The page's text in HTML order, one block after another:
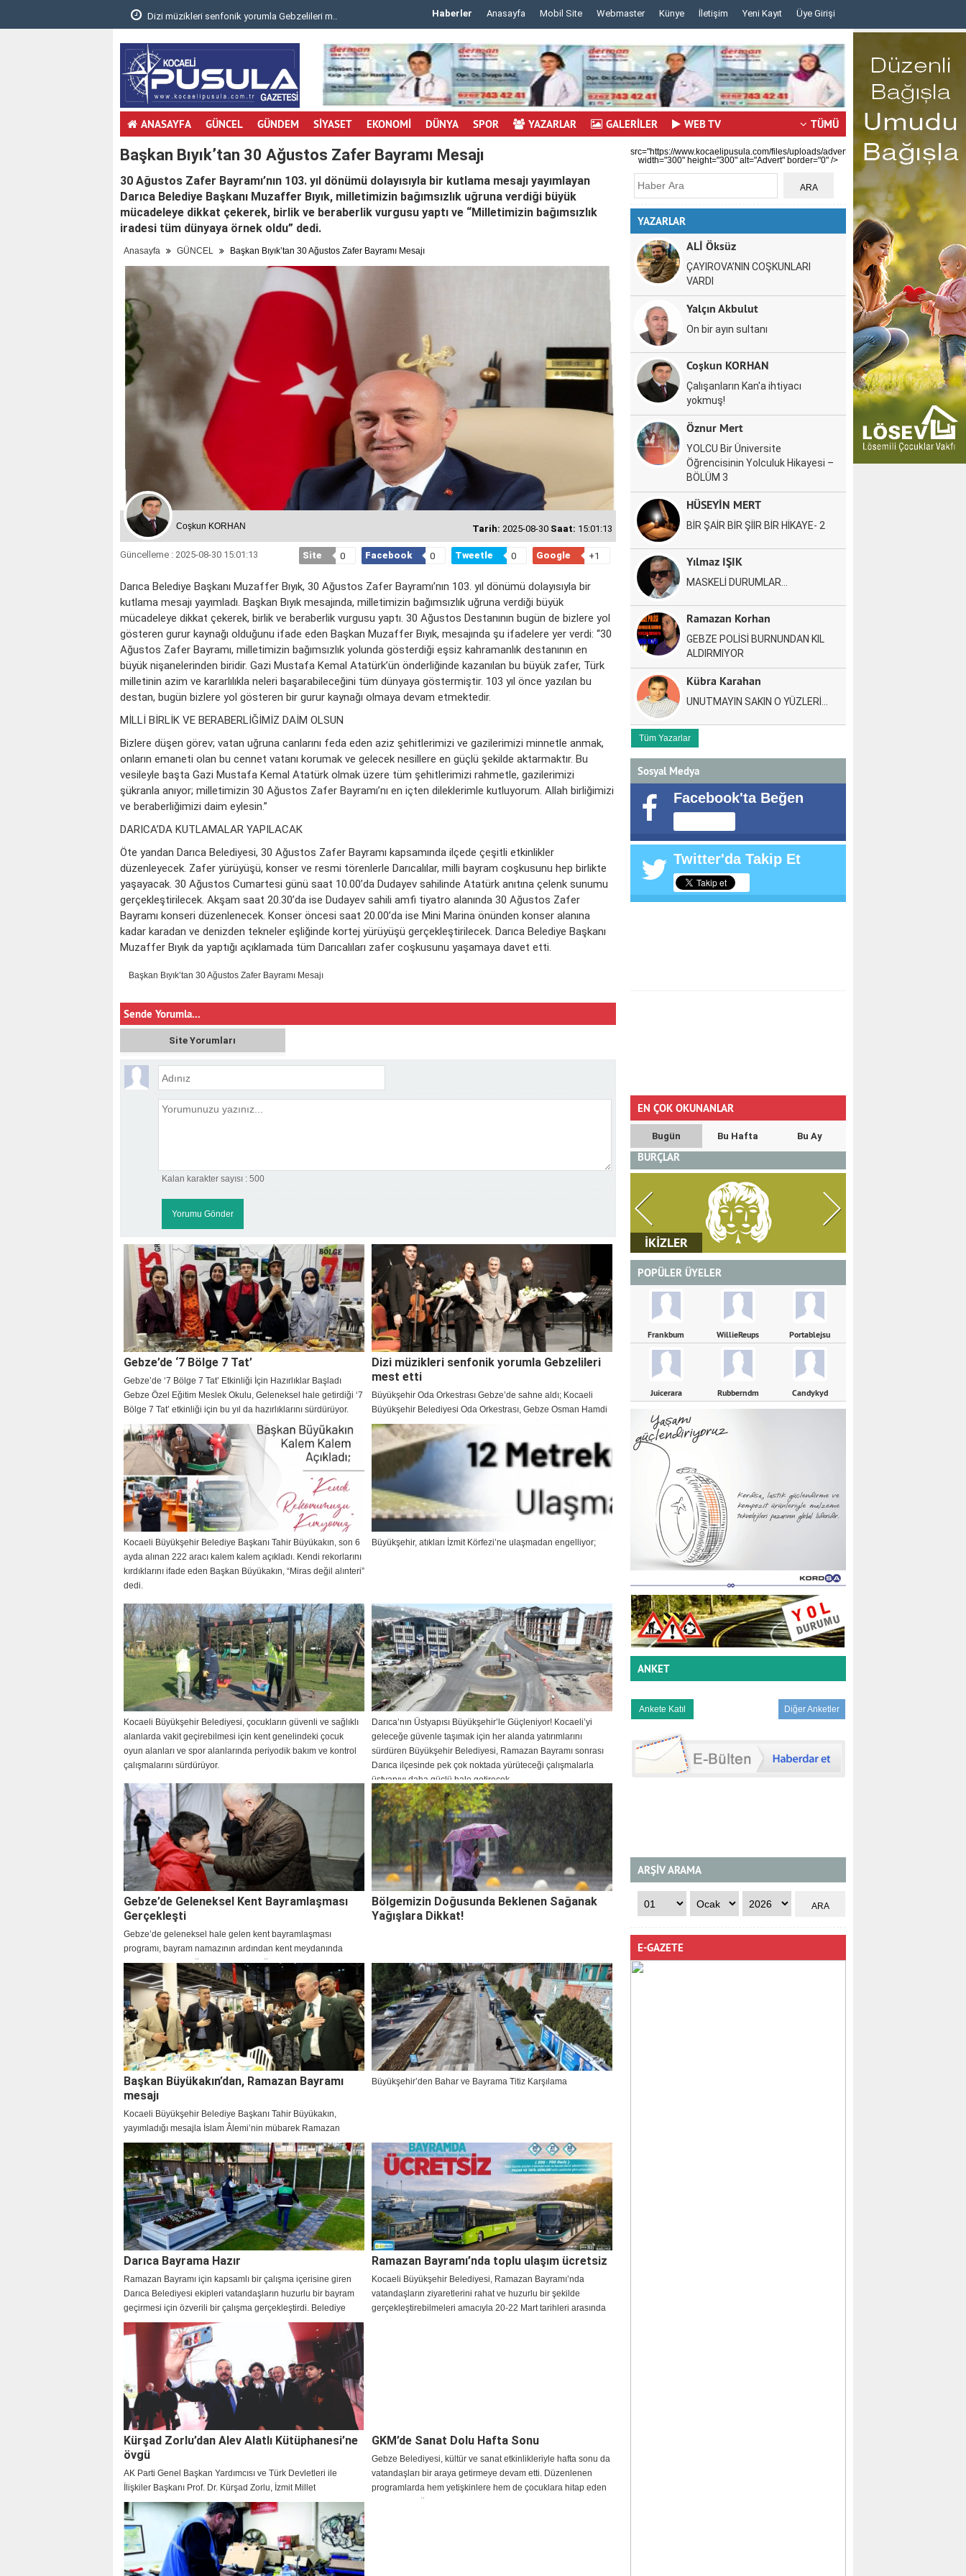
Dizi müzikleri senfonik yorumla Gebzelileri m.. Haberler Anasayfa Mobil Site Webmaster Künye İletişim Yeni Kayıt Üye Girişi
ANASAYFA GÜNCEL GÜNDEM SİYASET EKONOMİ DÜNYA SPOR YAZARLAR GALERİLER WEB TV TÜMÜ
Başkan Bıyık’tan 30 Ağustos Zafer Bayramı Mesajı
30 Ağustos Zafer Bayramı’nın 103. yıl dönümü dolayısıyla bir kutlama mesajı yayımlayan
Darıca Belediye Başkanı Muzaffer Bıyık, milletimizin bağımsızlık uğruna verdiği büyük
mücadeleye dikkat çekerek, birlik ve beraberlik vurgusu yaptı ve “Milletimizin bağımsızlık
iradesi tüm dünyaya örnek oldu” dedi.
Anasayfa GÜNCEL Başkan Bıyık’tan 30 Ağustos Zafer Bayramı Mesajı
Coşkun KORHAN Tarih: 2025-08-30 Saat: 15:01:13
Güncelleme : 2025-08-30 15:01:13 Site 0 Facebook 0 Tweetle 0 Google +1
Darıca Belediye Başkanı Muzaffer Bıyık, 30 Ağustos Zafer Bayramı’nın 103. yıl dönümü dolayısıyla bir
kutlama mesajı yayımladı. Başkan Bıyık mesajında, milletimizin bağımsızlık uğruna verdiği büyük
mücadeleye dikkat çekerek, birlik ve beraberlik vurgusu yaptı. 30 Ağustos Destanının bugün de bizlere yol
gösteren gurur kaynağı olduğunu ifade eden Başkan Muzaffer Bıyık, mesajında şu ifadelere yer verdi: “30
Ağustos Zafer Bayramı, milletimizin bağımsızlık yolunda gösterdiği eşsiz kahramanlık destanının en
büyük nişanelerinden biridir. Gazi Mustafa Kemal Atatürk’ün önderliğinde kazanılan bu büyük zafer, Türk
milletinin azim ve kararlılıkla neleri başarabileceğini tüm dünyaya göstermiştir. 103 yıl önce yazılan bu
destan, bugün bizlere yol gösteren bir gurur kaynağı olmaya devam etmektedir.
MİLLİ BİRLİK VE BERABERLİĞİMİZ DAİM OLSUN
Bizlere düşen görev; vatan uğruna canlarını feda eden aziz şehitlerimizi ve gazilerimizi minnetle anmak,
onların emaneti olan bu cennet vatanı korumak ve gelecek nesillere en güçlü şekilde aktarmaktır. Bu
vesileyle başta Gazi Mustafa Kemal Atatürk olmak üzere tüm şehitlerimizi rahmetle, gazilerimizi
şükranla anıyor; milletimizin 30 Ağustos Zafer Bayramı’nı en içten dileklerimle kutluyorum. Allah birliğimizi
ve beraberliğimizi daim eylesin.”
DARICA’DA KUTLAMALAR YAPILACAK
Öte yandan Darıca Belediyesi, 30 Ağustos Zafer Bayramı kapsamında ilçede çeşitli etkinlikler
düzenleyecek. Zafer yürüyüşü, konser ve resmi törenlerle Darıcalılar, milli bayram coşkusunu hep birlikte
yaşayacak. 30 Ağustos Cumartesi günü saat 10.00’da Dudayev sahilinde Atatürk anıtına çelenk sunumu
gerçekleştirilecek. Akşam saat 20.30’da ise Dudayev sahili amfi tiyatro alanında 30 Ağustos Zafer
Bayramı konseri düzenlenecek. Konser öncesi saat 20.00’da ise Mini Marina önünden konser alanına
kadar karadan ve denizden tekneler eşliğinde kortej yürüyüşü gerçekleştirilecek. Darıca Belediye Başkanı
Muzaffer Bıyık da yaptığı açıklamada tüm Darıcalıları zafer coşkusunu yaşamaya davet etti.
Başkan Bıyık’tan 30 Ağustos Zafer Bayramı Mesajı
Sende Yorumla...
Site Yorumları
Kalan karakter sayısı : 500
Gebze’de ‘7 Bölge 7 Tat’
Gebze’de ‘7 Bölge 7 Tat’ Etkinliği İçin Hazırlıklar Başladı
Gebze Özel Eğitim Meslek Okulu, Geleneksel hale getirdiği ‘7
Bölge 7 Tat’ etkinliği için bu yıl da hazırlıklarını sürdürüyor.
Etkinlik öncesinde okul yetkilisiyle kısa bir röportaj
gerçekleştirdik.
Dizi müzikleri senfonik yorumla Gebzelileri
mest etti
Büyükşehir Oda Orkestrası Gebze’de sahne aldı; Kocaeli
Büyükşehir Belediyesi Oda Orkestrası, Gebze Osman Hamdi
Bey Kültür Merkezi’nde Toygar Işıklı dizi müziklerini
sahneledi. Şef Engin Şen yönetimindeki konser, senfonik
yorumlarıyla Gebzelileri mest etti.
Kocaeli Büyükşehir Belediye Başkanı Tahir Büyükakın, son 6
ayda alınan 222 aracı kalem kalem açıkladı. Kendi rekorlarını
kırdıklarını ifade eden Başkan Büyükakın, “Miras değil alınteri”
dedi.
Büyükşehir, atıkları İzmit Körfezi’ne ulaşmadan engelliyor;
Kocaeli Büyükşehir Belediyesi, çocukların güvenli ve sağlıklı
alanlarda vakit geçirebilmesi için kent genelindeki çocuk
oyun alanları ve spor alanlarında periyodik bakım ve kontrol
çalışmalarını sürdürüyor.
Darıca’nın Üstyapısı Büyükşehir’le Güçleniyor! Kocaeli’yi
geleceğe güvenle taşımak için her alanda yatırımlarını
sürdüren Büyükşehir Belediyesi, Ramazan Bayramı sonrası
Darıca ilçesinde pek çok noktada yürüteceği çalışmalarla
üstyapıyı daha güçlü hale getirecek.
Gebze’de Geleneksel Kent Bayramlaşması
Gerçekleşti
Gebze’de geleneksel hale gelen kent bayramlaşması
programı, bayram namazının ardından kent meydanında
gerçekleştirildi. Yoğun katılımın olduğu programda Gebzeliler
bayram sevincini birlikte yaşadı.
Bölgemizin Doğusunda Beklenen Sağanak
Yağışlara Dikkat!
Başkan Büyükakın’dan, Ramazan Bayramı
mesajı
Kocaeli Büyükşehir Belediye Başkanı Tahir Büyükakın,
yayımladığı mesajla İslam Âlemi’nin mübarek Ramazan
Bayramı’nı tebrik etti.
Büyükşehir’den Bahar ve Bayrama Titiz Karşılama
Darıca Bayrama Hazır
Ramazan Bayramı için kapsamlı bir çalışma içerisine giren
Darıca Belediyesi ekipleri vatandaşların huzurlu bir bayram
geçirmesi için özverili bir çalışma gerçekleştirdi. Belediye
Başkanı Muzaffer Bıyık da bayram mesajı yayınlayarak tüm
vatandaşların bayramını kutladı.
Ramazan Bayramı’nda toplu ulaşım ücretsiz
Kocaeli Büyükşehir Belediyesi, Ramazan Bayramı’nda
vatandaşların ziyaretlerini rahat ve huzurlu bir şekilde
gerçekleştirebilmeleri amacıyla 20-22 Mart tarihleri arasında
Kürşad Zorlu’dan Alev Alatlı Kütüphanesi’ne
övgü
AK Parti Genel Başkan Yardımcısı ve Türk Devletleri ile
İlişkiler Başkanı Prof. Dr. Kürşad Zorlu, İzmit Millet
Bahçesi’nde hizmet veren Alev Alatlı Kütüphanesi ve Sanat
Galerisi’ni ziyaret etti. Başkan Tahir Büyükakın’ı tebrik ederek
kütüphanenin şehirdeki kültür ve eğitim yaşamına kattığı
değeri öven Zorlu, ”Bu mekân, Kocaeli’nin kültür ve eğitim
alanında ne kadar ileriye gittiğinin somut göstergesi olmuştur”
dedi.
GKM’de Sanat Dolu Hafta Sonu
Gebze Belediyesi, kültür ve sanat etkinlikleriyle hafta sonu da
vatandaşları bir araya getirmeye devam etti. Düzenlenen
programlarda hem yetişkinlere hem de çocuklara hitap eden
src="https://www.kocaelipusula.com/files/uploads/advert/c59b0ea80a.jpg"
width="300" height="300" alt="Advert" border="0" />
YAZARLAR
ALİ Öksüz
ÇAYIROVA’NIN COŞKUNLARI
VARDI
Yalçın Akbulut
On bir ayın sultanı
Coşkun KORHAN
Çalışanların Kan'a ihtiyacı
yokmuş!
Öznur Mert
YOLCU Bir Üniversite
Öğrencisinin Yolculuk Hikayesi –
BÖLÜM 3
HÜSEYİN MERT
BİR ŞAİR BİR ŞİİR BİR HİKAYE- 2
Yılmaz IŞIK
MASKELİ DURUMLAR…
Ramazan Korhan
GEBZE POLİSİ BURNUNDAN KIL
ALDIRMIYOR
Kübra Karahan
UNUTMAYIN SAKIN O YÜZLERİ…
Tüm Yazarlar
Sosyal Medya
Facebook'ta Beğen
Twitter'da Takip Et
EN ÇOK OKUNANLAR
Bugün Bu Hafta Bu Ay
BURÇLAR
KOÇ BOĞA İKİZLER
POPÜLER ÜYELER
Frankbum WillieReups Portablejsu
Juicerara Rubberndm Candykyd
ANKET
Diğer Anketler
ARŞİV ARAMA
E-GAZETE